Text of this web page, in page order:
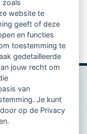
van de
zoals
website te
geeft of deze
en functies
toestemming te
gedetailleerde
jouw recht om
van
Je kunt
op de Privacy